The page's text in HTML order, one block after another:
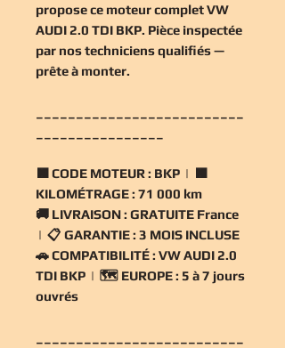
propose ce moteur complet VW
AUDI 2.0 TDI BKP. Pièce inspectée
par nos techniciens qualifiés —
prête à monter.
🟧CODE MOTEUR : BKP | 🟧
KILOMÉTRAGE : 71 000 km
🚚 LIVRAISON : GRATUITE France
| 📋 GARANTIE : 3 MOIS INCLUSE
🚗COMPATIBILITÉ : VW AUDI 2.0
TDI BKP | 🗺️ EUROPE : 5 à 7 jours
ouvrés